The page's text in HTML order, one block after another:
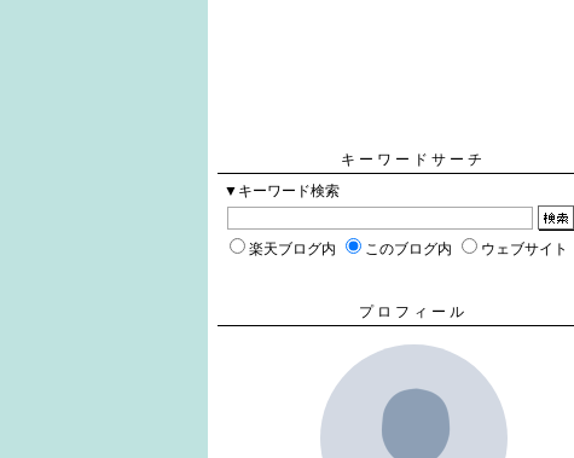
キーワードサーチ
▼キーワード検索
楽天ブログ内 このブログ内 ウェブサイト
プロフィール